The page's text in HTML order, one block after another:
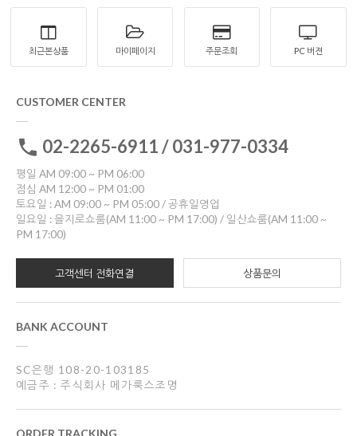
최근본상품 마이페이지 주문조회 PC 버젼
CUSTOMER CENTER
02-2265-6911 / 031-977-0334
평일 AM 09:00 ~ PM 06:00
점심 AM 12:00 ~ PM 01:00
토요일 : AM 09:00 ~ PM 05:00 / 공휴일영업
일요일 : 을지로쇼룸(AM 11:00 ~ PM 17:00) / 일산쇼룸(AM 11:00 ~
PM 17:00)
고객센터 전화연결 상품문의
BANK ACCOUNT
SC은행 108-20-103185
예금주 : 주식회사 메가룩스조명
ORDER TRACKING